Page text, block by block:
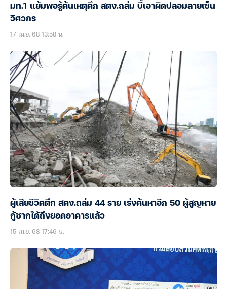
มท.1 แย้มพอรู้ต้นเหตุตึก สตง.ถล่ม บี้เอาผิดปลอมลายเซ็น
วิศวกร
17 เม.ย. 68 13:58 น.
ผู้เสียชีวิตตึก สตง.ถล่ม 44 ราย เร่งค้นหาอีก 50 ผู้สูญหาย
กู้ซากได้ถึงยอดอาคารแล้ว
15 เม.ย. 68 17:46 น.